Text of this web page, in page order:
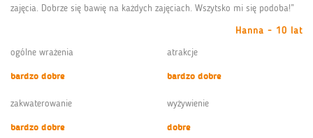
zajęcia. Dobrze się bawię na każdych zajęciach. Wszytsko mi się podoba!”
Hanna - 10 lat
ogólne wrażenia
bardzo dobre
atrakcje
bardzo dobre
zakwaterowanie
bardzo dobre
wyżywienie
dobre